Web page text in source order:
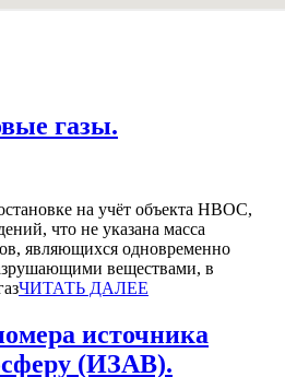
газы.
на учёт объекта НВОС,
что не указана масса
являющихся одновременно
веществами, в
ЧИТАТЬ ДАЛЕЕ
источника
(ИЗАВ).